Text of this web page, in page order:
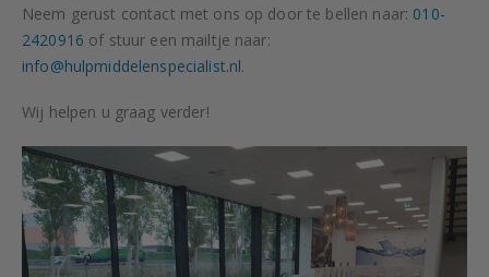
Neem gerust contact met ons op door te bellen naar: 010-
2420916 of stuur een mailtje naar:
info@hulpmiddelenspecialist.nl.
Wij helpen u graag verder!